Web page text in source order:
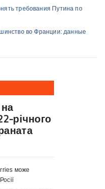
требования Путина по
во Франции: данные
річного
може